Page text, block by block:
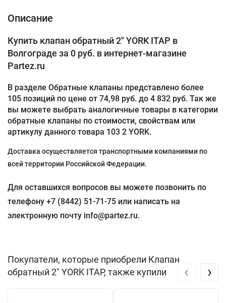
Описание
Купить клапан обратный 2" YORK ITAP в
Волгограде за 0 руб. в интернет-магазине
Partez.ru
В разделе Обратные клапаны представлено более
105 позиций по цене от 74,98 руб. до 4 832 руб. Так же
вы можете выбрать аналогичные товары в категории
обратные клапаны по стоимости, свойствам или
артикулу данного товара 103 2 YORK.
Доставка осуществляется транспортными компаниями по
всей территории Российской Федерации.
Для оставшихся вопросов вы можете позвонить по
телефону +7 (8442) 51-71-75 или написать на
электронную почту info@partez.ru.
Покупатели, которые приобрели Клапан
обратный 2" YORK ITAP, также купили
‹ ›